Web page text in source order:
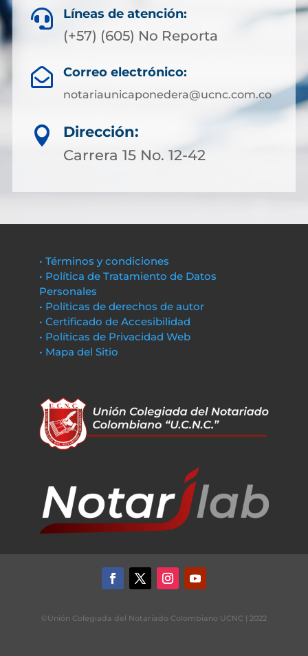
 Líneas de atención:
(+57) (605) No Reporta
 Correo electrónico:
notariaunicaponedera@ucnc.com.co

Dirección:
Carrera 15 No. 12-42
• Términos y condiciones
• Política de Tratamiento de Datos
Personales
• Políticas de derechos de autor
• Certificado de Accesibilidad
• Políticas de Privacidad Web
• Mapa del Sitio
©Unión Colegiada del Notariado Colombiano UCNC | 2022